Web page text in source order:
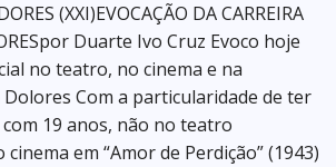
(XXI)EVOCAÇÃO DA CARREIRA
Duarte Ivo Cruz Evoco hoje
no teatro, no cinema e na
Com a particularidade de ter
19 anos, não no teatro
em “Amor de Perdição” (1943)